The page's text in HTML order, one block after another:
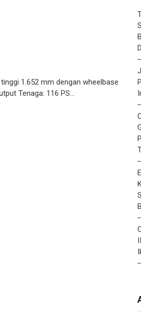
1.652 mm dengan wheelbase
Tenaga: 116 PS…